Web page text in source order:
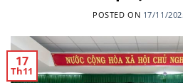
POSTED ON 17/11/
17
Th11